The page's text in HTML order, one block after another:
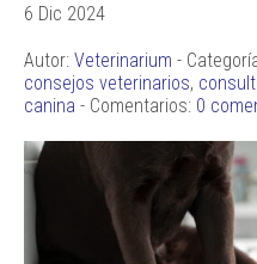
6 Dic 2024
Autor: Veterinarium -
consejos veterinarios,
canina - Comentarios: 0